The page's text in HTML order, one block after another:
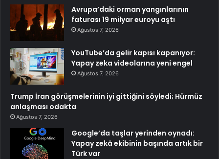
Avrupa’daki orman yangınlarının
faturası 19 milyar euroyu aştı
Ağustos 7, 2026
YouTube’da gelir kapısı kapanıyor:
Yapay zeka videolarına yeni engel
Ağustos 7, 2026
Trump İran görüşmelerinin iyi gittiğini söyledi; Hürmüz
anlaşması odakta
Ağustos 7, 2026
Google’da taşlar yerinden oynadı:
Yapay zekâ ekibinin başında artık bir
Türk var